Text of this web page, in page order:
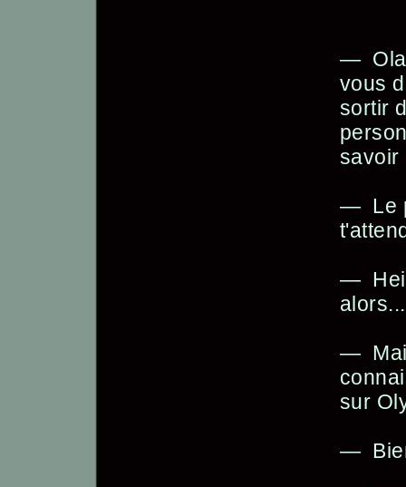
—
vous
sortir
savoir
— Le
—
—
sur
—